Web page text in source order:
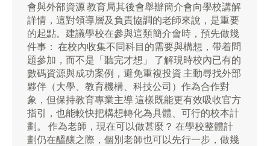
會與外部資源 教育局其後會舉辦簡介會向學校講解
詳情，這對領導層及負責協調的老師來說，是重要
的起點。建議學校在參與這類簡介會時，預先做幾
件事： 在校內收集不同科目的需要與構想，帶着問
題參加，而不是「聽完才想」 了解現時校內已有的
數碼資源與成功案例，避免重複投資 主動尋找外部
夥伴（大學、教育機構、科技公司）作為合作對
象，但保持教育專業主導 這樣既能更有效吸收官方
指引，也能較快把構想轉化為具體、可行的校本計
劃。 作為老師，現在可以做甚麼？ 在學校整體計
劃仍在醞釀之際，個別老師也可以先行一步，做幾